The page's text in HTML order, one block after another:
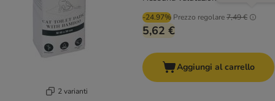
2 varianti
-24.97% Prezzo regolare7,49 €
5,62 €
Aggiungi al carrello